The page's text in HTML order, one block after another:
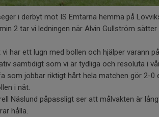
i derbyt mot IS Emtarna hemma på
2 tar vi ledningen när Alvin Gullström
har ett lugn med bollen och hjälper varann
samtidigt som vi är tydliga och resoluta i
som jobbar riktigt hårt hela matchen gör 2-
i nät.
Näslund påpassligt ser att målvakten är
hålla.